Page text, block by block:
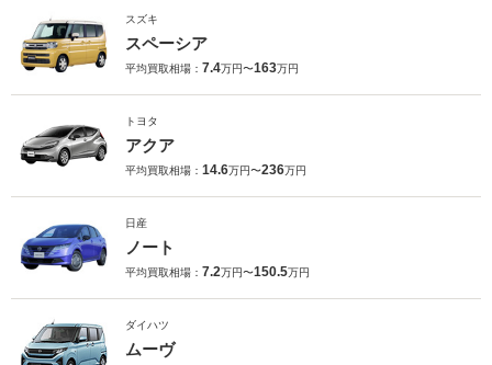
スズキ
スペーシア
平均買取相場： 7.4万円〜163万円
トヨタ
アクア
平均買取相場： 14.6万円〜236万円
日産
ノート
平均買取相場： 7.2万円〜150.5万円
ダイハツ
ムーヴ